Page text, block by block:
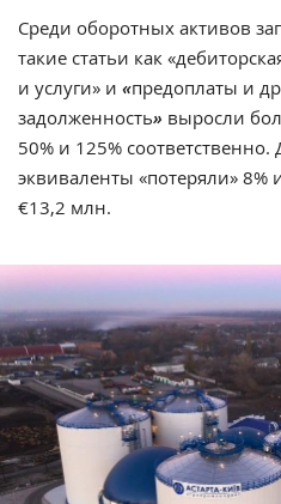
Среди оборотных активов
такие статьи как
и услуги» и «предоплаты и
задолженность» выросли
50% и 125%
эквиваленты «потеряли» 8%
€13,2 млн.